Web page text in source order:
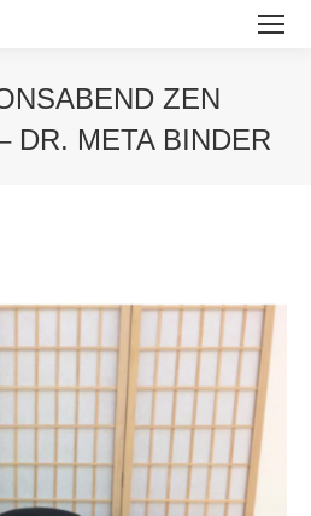
ZEN
DR. META BINDER